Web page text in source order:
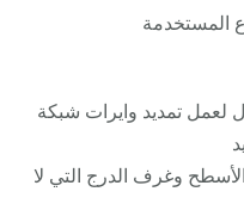
المستخدمة
لعمل تمديد وايرات شبكة
وغرف الدرج التي لا